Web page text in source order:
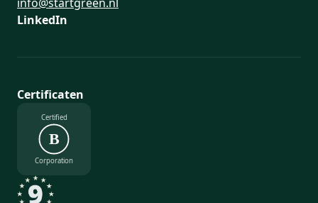
LinkedIn
Certificaten
Certified
B
Corporation